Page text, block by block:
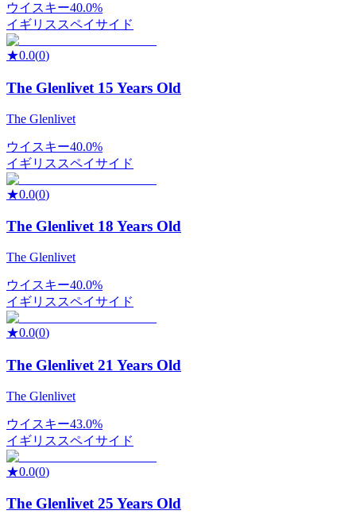
ウイスキー40.0%
イギリス スペイサイド
★0.0(0)
The Glenlivet 15 Years Old
The Glenlivet
ウイスキー40.0%
イギリス スペイサイド
★0.0(0)
The Glenlivet 18 Years Old
The Glenlivet
ウイスキー40.0%
イギリス スペイサイド
★0.0(0)
The Glenlivet 21 Years Old
The Glenlivet
ウイスキー43.0%
イギリス スペイサイド
★0.0(0)
The Glenlivet 25 Years Old